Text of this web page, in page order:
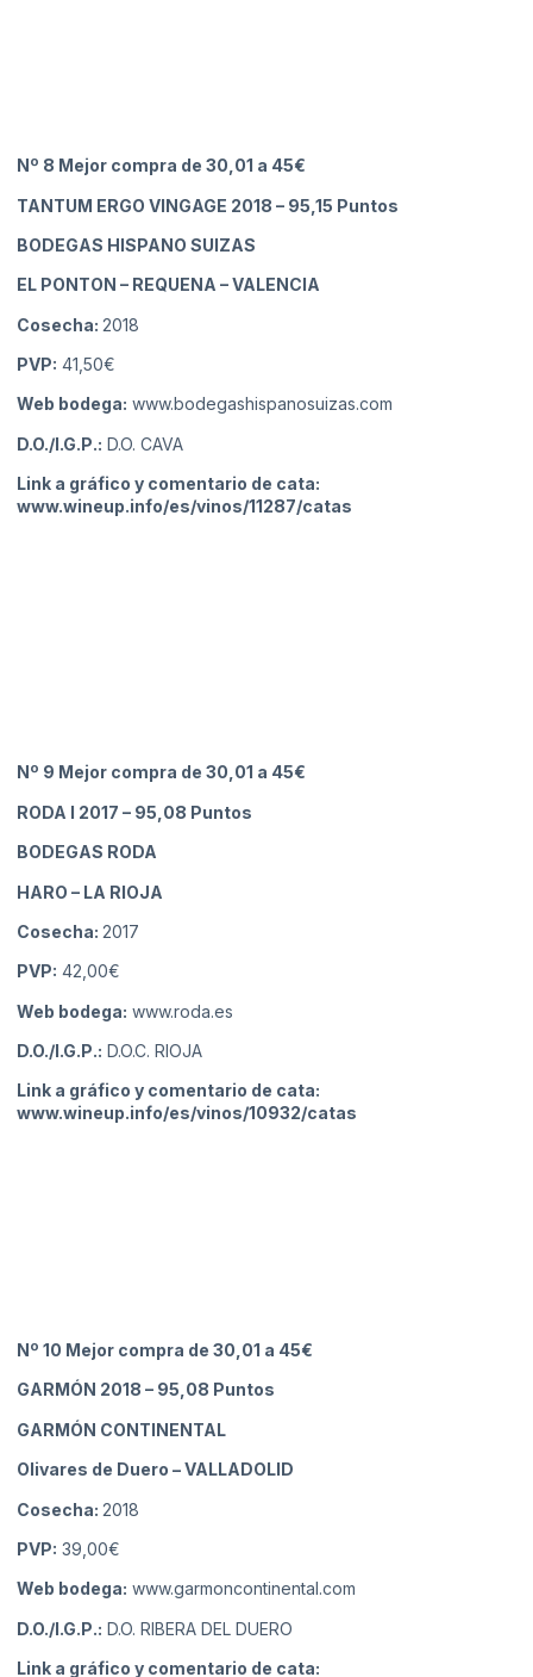
Nº 8 Mejor compra de 30,01 a 45€
TANTUM ERGO VINGAGE 2018 – 95,15 Puntos
BODEGAS HISPANO SUIZAS
EL PONTON – REQUENA – VALENCIA
Cosecha: 2018
PVP: 41,50€
Web bodega: www.bodegashispanosuizas.com
D.O./I.G.P.: D.O. CAVA
Link a gráfico y comentario de cata:
www.wineup.info/es/vinos/11287/catas
Nº 9 Mejor compra de 30,01 a 45€
RODA I 2017 – 95,08 Puntos
BODEGAS RODA
HARO – LA RIOJA
Cosecha: 2017
PVP: 42,00€
Web bodega: www.roda.es
D.O./I.G.P.: D.O.C. RIOJA
Link a gráfico y comentario de cata:
www.wineup.info/es/vinos/10932/catas
Nº 10 Mejor compra de 30,01 a 45€
GARMÓN 2018 – 95,08 Puntos
GARMÓN CONTINENTAL
Olivares de Duero – VALLADOLID
Cosecha: 2018
PVP: 39,00€
Web bodega: www.garmoncontinental.com
D.O./I.G.P.: D.O. RIBERA DEL DUERO
Link a gráfico y comentario de cata: